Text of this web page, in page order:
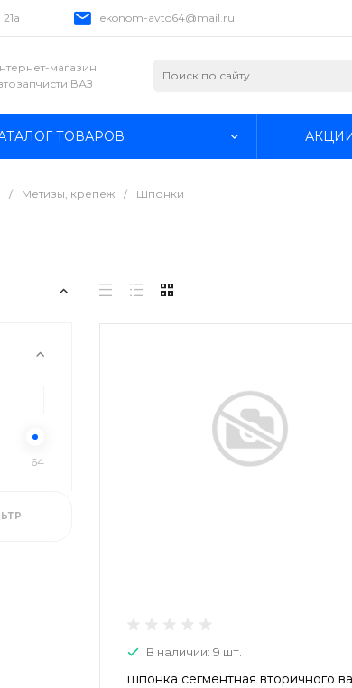
ekonom-avto64@mail.ru
магазин
ВАЗ
ТОВАРОВ
/ Метизы, крепёж / Шпонки
64
В наличии: 9 шт.
шпонка сегментная вторичного